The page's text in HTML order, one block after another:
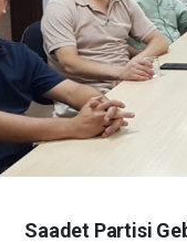
Saadet Partisi